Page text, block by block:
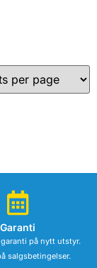
Garanti
garanti på nytt utstyr.
salgsbetingelser.